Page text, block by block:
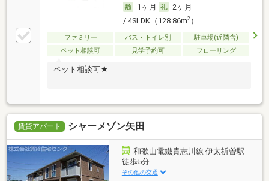
1ヶ月
2ヶ月
/ 4SLDK（128.86m2）
ファミリー バス・トイレ別
駐車場(近隣含)
ペット相談可
見学予約可 フローリング
ペット相談可★
賃貸アパート シャーメゾン矢田
和歌山電鐵貴志川線 伊太祈曽駅
徒歩5分
その他の交通